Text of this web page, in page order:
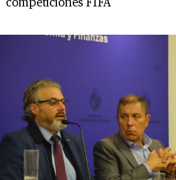
competiciones FIFA